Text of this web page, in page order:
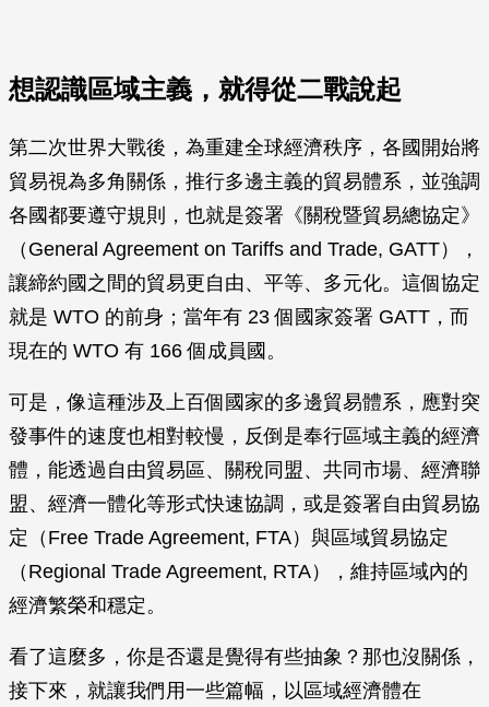
想認識區域主義，就得從二戰說起
第二次世界大戰後，為重建全球經濟秩序，各國開始將
貿易視為多角關係，推行多邊主義的貿易體系，並強調
各國都要遵守規則，也就是簽署《關稅暨貿易總協定》
（General Agreement on Tariffs and Trade, GATT），
讓締約國之間的貿易更自由、平等、多元化。這個協定
就是 WTO 的前身；當年有 23 個國家簽署 GATT，而
現在的 WTO 有 166 個成員國。
可是，像這種涉及上百個國家的多邊貿易體系，應對突
發事件的速度也相對較慢，反倒是奉行區域主義的經濟
體，能透過自由貿易區、關稅同盟、共同市場、經濟聯
盟、經濟一體化等形式快速協調，或是簽署自由貿易協
定（Free Trade Agreement, FTA）與區域貿易協定
（Regional Trade Agreement, RTA），維持區域內的
經濟繁榮和穩定。
看了這麼多，你是否還是覺得有些抽象？那也沒關係，
接下來，就讓我們用一些篇幅，以區域經濟體在